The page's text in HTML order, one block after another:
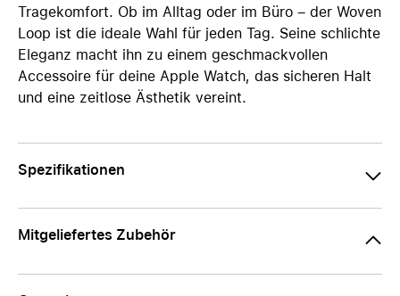
Tragekomfort. Ob im Alltag oder im Büro – der Woven
Loop ist die ideale Wahl für jeden Tag. Seine schlichte
Eleganz macht ihn zu einem geschmackvollen
Accessoire für deine Apple Watch, das sicheren Halt
und eine zeitlose Ästhetik vereint.
Spezifikationen
Mitgeliefertes Zubehör